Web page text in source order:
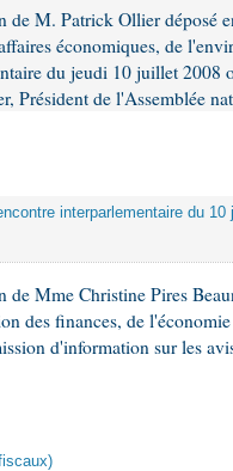
de M. Patrick Ollier déposé
économiques, de
du jeudi 10 juillet 2008
Président de l'Assemblée
interparlementaire du
Mme Christine Pires
des finances, de
d'information sur les